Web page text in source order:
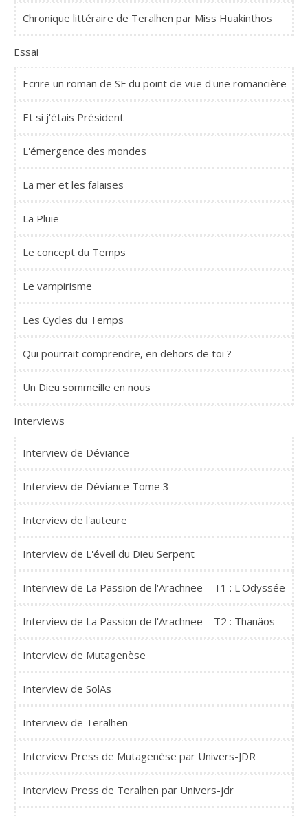
Chronique littéraire de Teralhen par Miss Huakinthos
Essai
Ecrire un roman de SF du point de vue d'une romancière
Et si j'étais Président
L'émergence des mondes
La mer et les falaises
La Pluie
Le concept du Temps
Le vampirisme
Les Cycles du Temps
Qui pourrait comprendre, en dehors de toi ?
Un Dieu sommeille en nous
Interviews
Interview de Déviance
Interview de Déviance Tome 3
Interview de l'auteure
Interview de L'éveil du Dieu Serpent
Interview de La Passion de l'Arachnee – T1 : L'Odyssée
Interview de La Passion de l'Arachnee – T2 : Thanäos
Interview de Mutagenèse
Interview de SolAs
Interview de Teralhen
Interview Press de Mutagenèse par Univers-JDR
Interview Press de Teralhen par Univers-jdr